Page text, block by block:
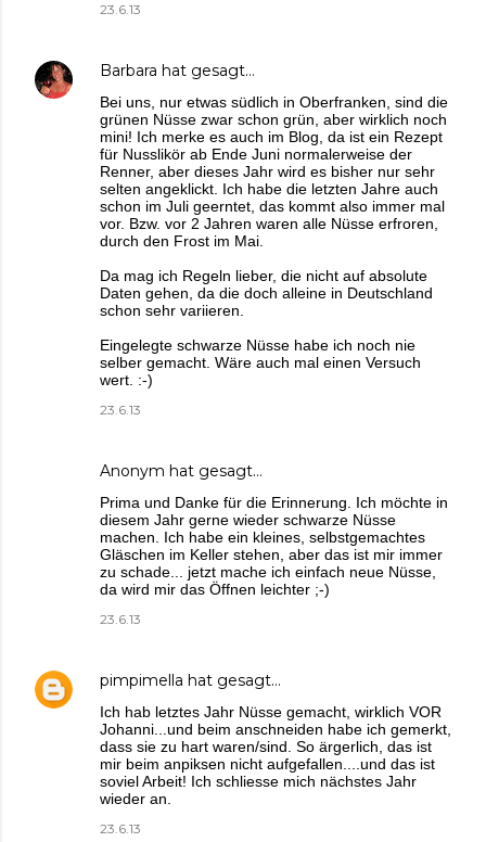
23.6.13
Barbara hat gesagt…
Bei uns, nur etwas südlich in Oberfranken, sind die
grünen Nüsse zwar schon grün, aber wirklich noch
mini! Ich merke es auch im Blog, da ist ein Rezept
für Nusslikör ab Ende Juni normalerweise der
Renner, aber dieses Jahr wird es bisher nur sehr
selten angeklickt. Ich habe die letzten Jahre auch
schon im Juli geerntet, das kommt also immer mal
vor. Bzw. vor 2 Jahren waren alle Nüsse erfroren,
durch den Frost im Mai.
Da mag ich Regeln lieber, die nicht auf absolute
Daten gehen, da die doch alleine in Deutschland
schon sehr variieren.
Eingelegte schwarze Nüsse habe ich noch nie
selber gemacht. Wäre auch mal einen Versuch
wert. :-)
23.6.13
Anonym hat gesagt…
Prima und Danke für die Erinnerung. Ich möchte in
diesem Jahr gerne wieder schwarze Nüsse
machen. Ich habe ein kleines, selbstgemachtes
Gläschen im Keller stehen, aber das ist mir immer
zu schade... jetzt mache ich einfach neue Nüsse,
da wird mir das Öffnen leichter ;-)
23.6.13
pimpimella hat gesagt…
Ich hab letztes Jahr Nüsse gemacht, wirklich VOR
Johanni...und beim anschneiden habe ich gemerkt,
dass sie zu hart waren/sind. So ärgerlich, das ist
mir beim anpiksen nicht aufgefallen....und das ist
soviel Arbeit! Ich schliesse mich nächstes Jahr
wieder an.
23.6.13